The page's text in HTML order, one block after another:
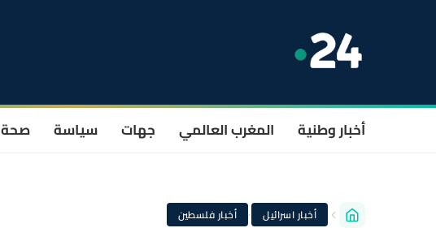
أخبار وطنية المغرب العالمي جهات سياسة صحة
أخبار اسرائيل · أخبار فلسطين